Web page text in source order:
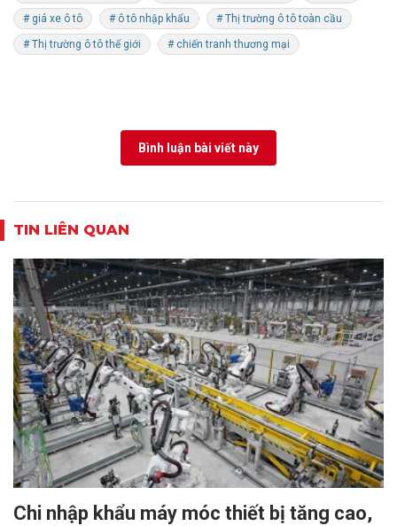
# giá xe ô tô # ô tô nhập khẩu # Thị trường ô tô toàn cầu
# Thị trường ô tô thế giới # chiến tranh thương mại
Bình luận bài viết này
TIN LIÊN QUAN
Chi nhập khẩu máy móc thiết bị tăng cao,